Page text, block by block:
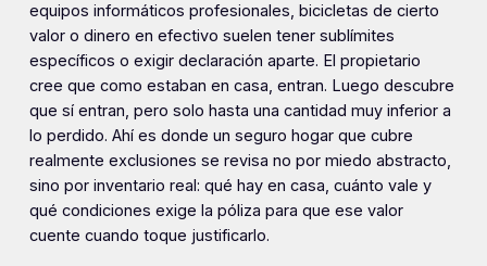
equipos informáticos profesionales, bicicletas de cierto
valor o dinero en efectivo suelen tener sublímites
específicos o exigir declaración aparte. El propietario
cree que como estaban en casa, entran. Luego descubre
que sí entran, pero solo hasta una cantidad muy inferior a
lo perdido. Ahí es donde un seguro hogar que cubre
realmente exclusiones se revisa no por miedo abstracto,
sino por inventario real: qué hay en casa, cuánto vale y
qué condiciones exige la póliza para que ese valor
cuente cuando toque justificarlo.